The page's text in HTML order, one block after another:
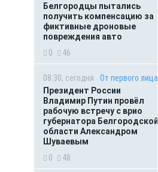
Белгородцы пытались
получить компенсацию за
фиктивные дроновые
повреждения авто
0
46
08:30, сегодня
От первого лица
Президент России
Владимир Путин провёл
рабочую встречу с врио
губернатора Белгородской
области Александром
Шуваевым
0
48